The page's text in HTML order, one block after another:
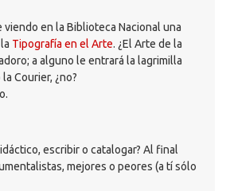
viendo en la Biblioteca Nacional una
Tipografía en el Arte. ¿El Arte de la
a alguno le entrará la lagrimilla
Courier, ¿no?
escribir o catalogar? Al final
mejores o peores (a tí sólo